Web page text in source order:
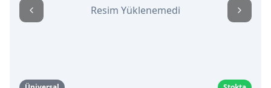
Resim Yüklenemedi